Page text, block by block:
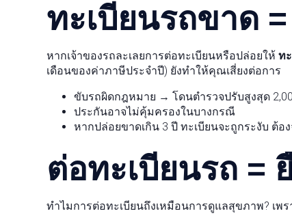
ทะเบียนรถขาด
หากเจ้าของรถละเลยการต่อทะเบียนหรือปล่อยให้ ท
เดือนของค่าภาษีประจำปี) ยังทำให้คุณเสี่ยงต่อการ
ขับรถผิดกฎหมาย → โดนตำรวจปรับสูงสุด
ประกันอาจไม่คุ้มครองในบางกรณี
หากปล่อยขาดเกิน 3 ปี ทะเบียนจะถูกระงับ ต้อ
ต่อทะเบียนรถ =
ทำไมการต่อทะเบียนถึงเหมือนการดูแลสุขภาพ? เ